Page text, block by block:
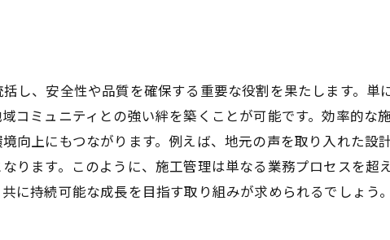
し、安全性や品質を確保する重要な役割を果たします。単
コミュニティとの強い絆を築くことが可能です。効率的な
向上にもつながります。例えば、地元の声を取り入れた設
ります。このように、施工管理は単なる業務プロセスを超
に持続可能な成長を目指す取り組みが求められるでしょう。